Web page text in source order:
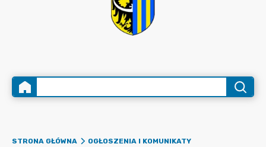
STRONA GŁÓWNA
OGŁOSZENIA I KOMUNIKATY